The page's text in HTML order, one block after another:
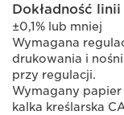
Dokładność linii
±0,1% lub mniej
Wymagana
drukowania i
przy regulacji.
Wymagany papier
kalka kreślarska